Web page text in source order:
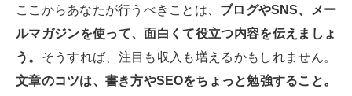
ここからあなたが行うべきことは、 ブログやSNS、メー
ルマガジンを使って、面白くて役立つ内容を伝えましょ
う。 そうすれば、注目も収入も増えるかもしれません。
文章のコツは、書き方やSEOをちょっと勉強すること。